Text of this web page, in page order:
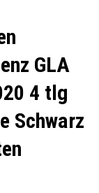
GLA
4 tlg
Schwarz